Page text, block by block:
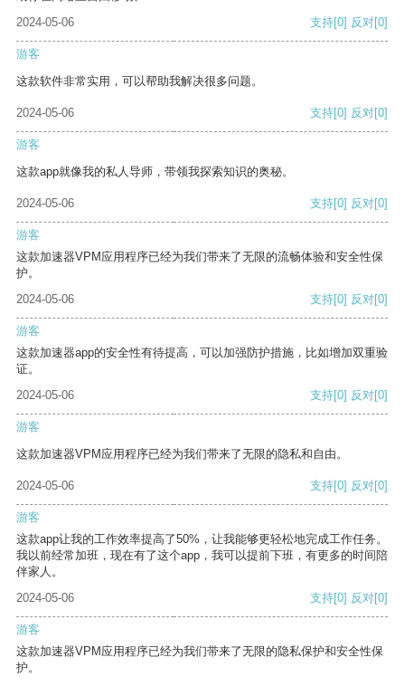
2024-05-06
支持[0] 反对[0]
游客
这款软件非常实用，可以帮助我解决很多问题。
2024-05-06 支持[0] 反对[0]
游客
这款app就像我的私人导师，带领我探索知识的奥秘。
2024-05-06 支持[0] 反对[0]
游客
这款加速器VPM应用程序已经为我们带来了无限的流畅体验和安全性保
护。
2024-05-06
支持[0] 反对[0]
游客
这款加速器app的安全性有待提高，可以加强防护措施，比如增加双重验
证。
2024-05-06
支持[0] 反对[0]
游客
这款加速器VPM应用程序已经为我们带来了无限的隐私和自由。
2024-05-06 支持[0] 反对[0]
游客
这款app让我的工作效率提高了50%，让我能够更轻松地完成工作任务。
我以前经常加班，现在有了这个app，我可以提前下班，有更多的时间陪
伴家人。
2024-05-06
支持[0] 反对[0]
游客
这款加速器VPM应用程序已经为我们带来了无限的隐私保护和安全性保
护。